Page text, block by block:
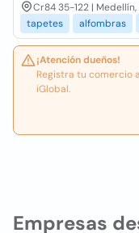
Empresas
Cr84 35-122 |
tapetes
alfombras
¡Atención dueños!
Registra tu comercio
iGlobal.